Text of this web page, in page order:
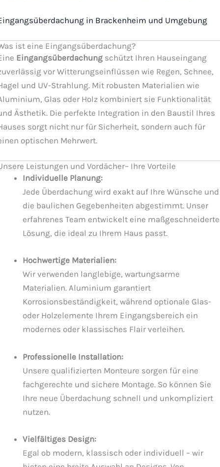
in Brackenheim und Umgebung
ist eine Eingangsüberdachung?
Eingangsüberdachung schützt Ihren Hauseingang
vor Witterungseinflüssen wie Regen, Schnee,
und UV-Strahlung. Mit robusten Materialien wie
Glas oder Holz kombiniert sie Funktionalität
Ästhetik. Die perfekte Integration in den Baustil Ihres
sorgt nicht nur für Sicherheit, sondern auch für
optischen Mehrwert.
Leistungen und Vordächer– Ihre Vorteile
Individuelle Planung:
Jede Überdachung wird exakt auf Ihre Wünsche und
die baulichen Gegebenheiten abgestimmt. Unser
erfahrenes Team entwickelt eine maßgeschneiderte
Lösung, die ideal zu Ihrem Haus passt.
Hochwertige Materialien:
Wir verwenden langlebige, wartungsarme
Materialien. Aluminium garantiert
Korrosionsbeständigkeit, während optionale Glas-
oder Holzelemente Ihrem Eingangsbereich ein
modernes oder klassisches Flair verleihen.
Professionelle Installation:
Unsere qualifizierten Monteure sorgen für eine
fachgerechte und sichere Montage. So können Sie
Ihre neue Überdachung schnell und unkompliziert
nutzen.
Vielfältiges Design:
Egal ob modern, klassisch oder individuell – wir